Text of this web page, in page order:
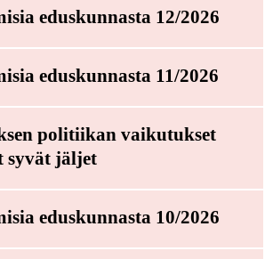
eduskunnasta 12/2026
eduskunnasta 11/2026
politiikan vaikutukset
syvät jäljet
eduskunnasta 10/2026